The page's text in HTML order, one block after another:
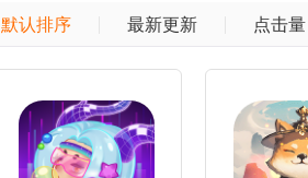
默认排序 最新更新 点击量